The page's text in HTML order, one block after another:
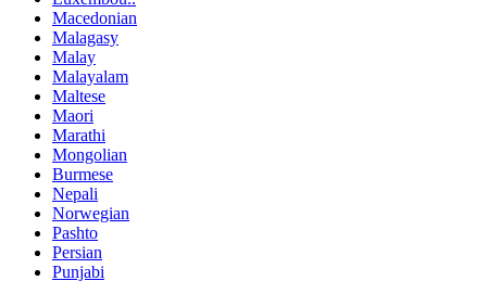
Macedonian
Malagasy
Malay
Malayalam
Maltese
Maori
Marathi
Mongolian
Burmese
Nepali
Norwegian
Pashto
Persian
Punjabi